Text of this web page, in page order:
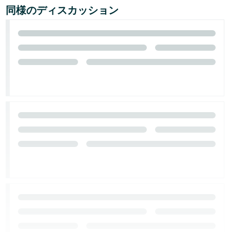
同様のディスカッション